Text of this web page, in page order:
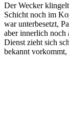
Der Wecker
Schicht noch im
war unterbesetzt,
aber innerlich noch
Dienst zieht sich
bekannt